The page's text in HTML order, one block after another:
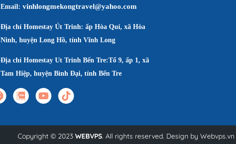
Email: vinhlongmekongtravel@yahoo.com
Địa chỉ Homestay Út Trinh: ấp Hòa Quí, xã Hòa
Ninh, huyện Long Hồ, tỉnh Vĩnh Long
Địa chỉ Homestay Ut Trinh Bến Tre:Tổ 9, ấp 1, xã
Tam Hiệp, huyện Bình Đại, tỉnh Bến Tre
Copyright © 2023 WEBVPS. All rights reserved. Design by Webvps.vn